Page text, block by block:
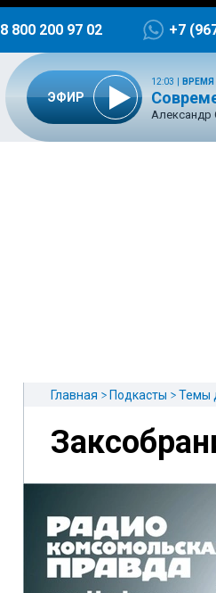
8 800 200 97 02 +7
ЭФИР
12:03 ВРЕМЯ
Александр
Главная Подкасты Темы